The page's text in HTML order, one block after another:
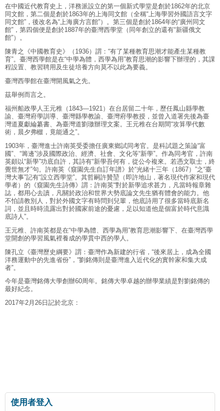
在中國近代教育史上，洋務派設立的第一個新式學堂是創於1862年的北京
同文館，第二個是創於1863年的上海同文館（全稱“上海學習外國語言文字
同文館”，後改名為“上海廣方言館”）。第三個是創於1864年的“廣州同文
館”，第四個便是創於1887年的臺灣西學堂（同年創立的還有“新疆俄文
館”）。
陳青之《中國教育史》（1936）謂：“有了某種教育思潮才能產生某種教
育”。臺灣西學館是在“中學為體，西學為用”教育思潮的影響下辦理的，其課
程設置、教習聘用及生徒培養方向莫不以此為要義。
臺灣西學館在臺灣開風氣之先。
茲舉例而言之。
福州船政學人王元稚（1843—1921）在台居留二十年，歷任鳳山縣學教
諭、臺灣府學訓導、臺灣縣學教諭、臺灣府學教授，並曾入道署先後為臺
灣道夏獻綸纂書、為臺灣道劉璈辦理文案。王元稚在台期間“攻算學代數
術，晨夕弗輟，竟能通之”。
1903年，臺灣進士許南英受委擔任廣東鄉試同考官。是科試題之策論“富
國”、“籌邊”涉及國際政治、經濟、社會、文化等“新學”。作為同考官，許南
英頗以“新學”功底自許，其詩有“新學吾何有，從公今複來。若憑文取士，終
覺世無才”句。許南英《窺園先生自訂年譜》於“光緒十三年（1867）”之“臺
灣大事”記有“設立西學堂”。其哲嗣許贊堃（即許地山，著名現代作家和現代
學者）的《窺園先生詩傳》謂：許南英“對於新學追求甚力，凡當時報章雜
誌，都用心去讀，凡關於政治和世界大勢底論文先生猶有體會的能力。他
不怕請教別人，對於外國文字有時問到兒輩，他底詩用了很多當時底新名
詞，並且時時流露出對於國家前途的憂慮，足以知道他是個富於時代意識
底詩人”。
王元稚、許南英都是在“中學為體、西學為用”教育思潮影響下、在臺灣西學
堂開創的學習風氣裡養成的學貫中西的學人。
陳孔立《臺灣歷史綱要》謂：臺灣作為新建的行省，“後來居上，成為全國
洋務運動中的先進省份”，“劉銘傳則是臺灣進入近代化的實幹家和集大成
者”。
今年是臺灣銘傳大學創辦60周年。銘傳大學卓越的辦學業績是對劉銘傳的
最好紀念。
2017年2月26日記於北京：
使用者登入